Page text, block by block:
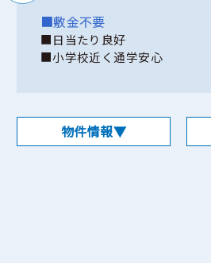
■敷金不要
■日当たり良好
■小学校近く通学安心
物件情報▼